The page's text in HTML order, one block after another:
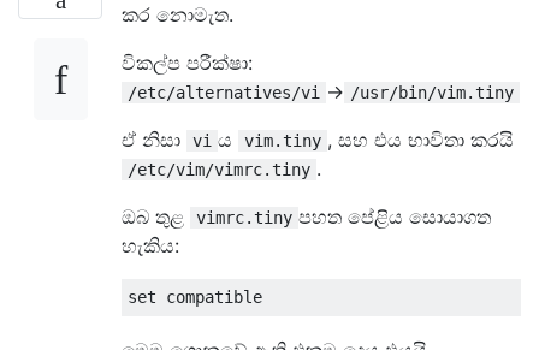
කර නොමැත.
විකල්ප පරීක්ෂා:
/etc/alternatives/vi → /usr/bin/vim.tiny
ඒ නිසා vi ය vim.tiny , සහ එය භාවිතා කරයි
/etc/vim/vimrc.tiny .
ඔබ තුළ
vimrc.tiny පහත පේළිය සොයාගත
හැකිය: